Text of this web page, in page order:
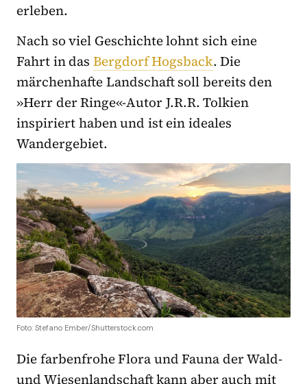
erleben.
Nach so viel Geschichte lohnt sich eine
Fahrt in das Bergdorf Hogsback. Die
märchenhafte Landschaft soll bereits den
»Herr der Ringe«-Autor J.R.R. Tolkien
inspiriert haben und ist ein ideales
Wandergebiet.
Foto: Stefano Ember/Shutterstock.com
Die farbenfrohe Flora und Fauna der Wald-
und Wiesenlandschaft kann aber auch mit